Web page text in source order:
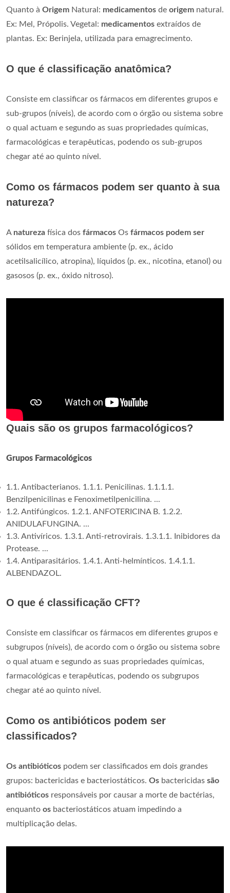
Quanto à Origem Natural: medicamentos de origem natural.
Ex: Mel, Própolis. Vegetal: medicamentos extraídos de
plantas. Ex: Berinjela, utilizada para emagrecimento.
O que é classificação anatômica?
Consiste em classificar os fármacos em diferentes grupos e
sub-grupos (níveis), de acordo com o órgão ou sistema sobre
o qual actuam e segundo as suas propriedades químicas,
farmacológicas e terapêuticas, podendo os sub-grupos
chegar até ao quinto nível.
Como os fármacos podem ser quanto à sua
natureza?
A natureza física dos fármacos Os fármacos podem ser
sólidos em temperatura ambiente (p. ex., ácido
acetilsalicílico, atropina), líquidos (p. ex., nicotina, etanol) ou
gasosos (p. ex., óxido nitroso).
Quais são os grupos farmacológicos?
Grupos Farmacológicos
1.1. Antibacterianos. 1.1.1. Penicilinas. 1.1.1.1.
Benzilpenicilinas e Fenoximetilpenicilina. ...
1.2. Antifúngicos. 1.2.1. ANFOTERICINA B. 1.2.2.
ANIDULAFUNGINA. ...
1.3. Antivíricos. 1.3.1. Anti-retrovirais. 1.3.1.1. Inibidores da
Protease. ...
1.4. Antiparasitários. 1.4.1. Anti-helmínticos. 1.4.1.1.
ALBENDAZOL.
O que é classificação CFT?
Consiste em classificar os fármacos em diferentes grupos e
subgrupos (níveis), de acordo com o órgão ou sistema sobre
o qual atuam e segundo as suas propriedades químicas,
farmacológicas e terapêuticas, podendo os subgrupos
chegar até ao quinto nível.
Como os antibióticos podem ser
classificados?
Os antibióticos podem ser classificados em dois grandes
grupos: bactericidas e bacteriostáticos. Os bactericidas são
antibióticos responsáveis por causar a morte de bactérias,
enquanto os bacteriostáticos atuam impedindo a
multiplicação delas.